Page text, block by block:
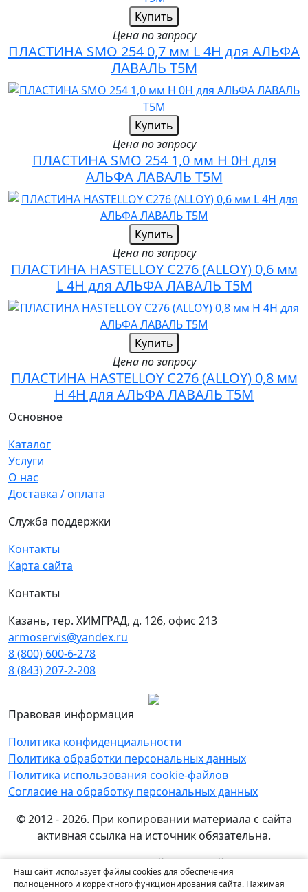
Купить
Цена по запросу
ПЛАСТИНА SMO 254 0,7 мм L 4H для АЛЬФА
ЛАВАЛЬ T5M
Купить
Цена по запросу
ПЛАСТИНА SMO 254 1,0 мм H 0H для
АЛЬФА ЛАВАЛЬ T5M
Купить
Цена по запросу
ПЛАСТИНА HASTELLOY C276 (ALLOY) 0,6 мм
L 4H для АЛЬФА ЛАВАЛЬ T5M
Купить
Цена по запросу
ПЛАСТИНА HASTELLOY C276 (ALLOY) 0,8 мм
H 4H для АЛЬФА ЛАВАЛЬ T5M
Наш сайт использует файлы cookies для обеспечения
полноценного и корректного функционирования сайта. Нажимая
Основное
Каталог
Услуги
О нас
Доставка / оплата
Служба поддержки
Контакты
Карта сайта
Контакты
Казань, тер. ХИМГРАД, д. 126, офис 213
armoservis@yandex.ru
8 (800) 600-6-278
8 (843) 207-2-208
Правовая информация
Политика конфиденциальности
Политика обработки персональных данных
Политика использования cookie-файлов
Согласие на обработку персональных данных
© 2012 - 2026. При копировании материала с сайта
активная ссылка на источник обязательна.
Названия производителей, компаний и товарные
знаки используются на сайте исключительно в